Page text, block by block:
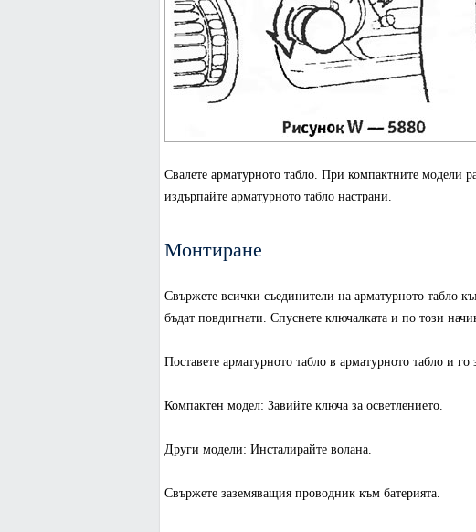
Свалете арматурното табло. При компактните модели
издърпайте арматурното табло настрани.
Монтиране
Свържете всички съединители на арматурното табло
бъдат повдигнати. Спуснете ключалката и по този
Поставете арматурното табло в арматурното табло и го
Компактен модел: Завийте ключа за осветлението.
Други модели: Инсталирайте волана.
Свържете заземяващия проводник към батерията.